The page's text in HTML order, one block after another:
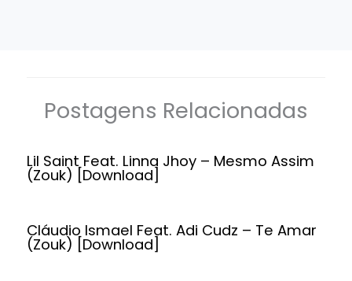
Postagens Relacionadas
Lil Saint Feat. Linna Jhoy – Mesmo Assim
(Zouk) [Download]
Cláudio Ismael Feat. Adi Cudz – Te Amar
(Zouk) [Download]